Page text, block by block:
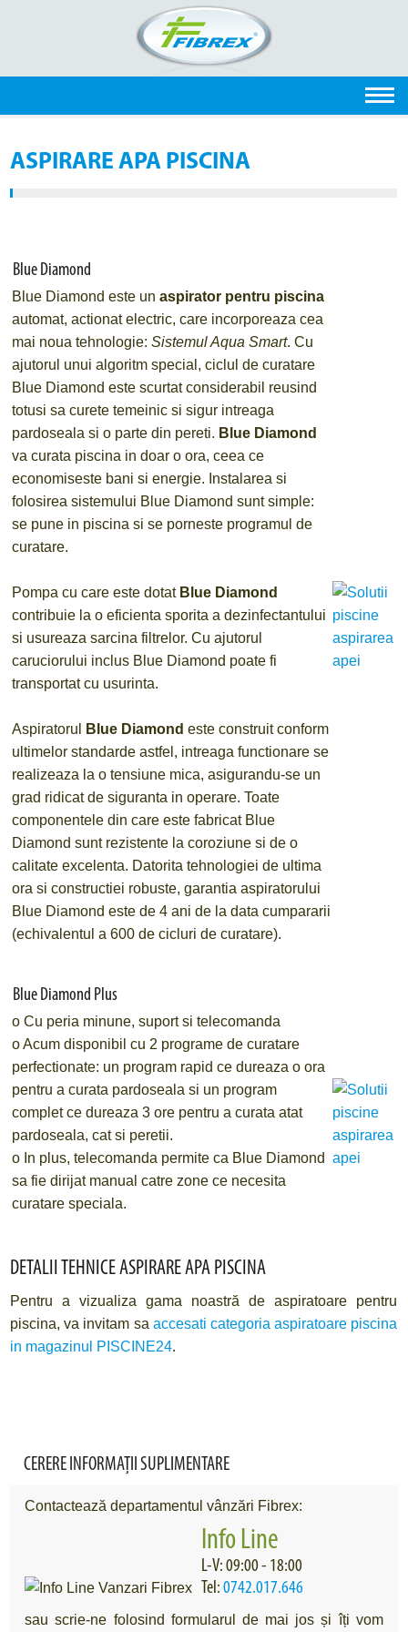
ASPIRARE APA PISCINA
Blue Diamond
Blue Diamond este unaspirator pentru piscina
automat, actionat electric, care incorporeaza cea
mai noua tehnologie:Sistemul Aqua Smart. Cu
ajutorul unui algoritm special, ciclul de curatare
Blue Diamond este scurtat considerabil reusind
totusi sa curete temeinic si sigur intreaga
pardoseala si o parte din pereti. Blue Diamond
va curata piscina in doar o ora, ceea ce
economiseste bani si energie. Instalarea si
folosirea sistemului Blue Diamond sunt simple:
se pune in piscina si se porneste programul de
curatare.
Pompa cu care este dotat Blue Diamond
contribuie la o eficienta sporita a dezinfectantului
si usureaza sarcina filtrelor. Cu ajutorul
caruciorului inclus Blue Diamond poate fi
transportat cu usurinta.
Aspiratorul Blue Diamond este construit conform
ultimelor standarde astfel, intreaga functionare se
realizeaza la o tensiune mica, asigurandu-se un
grad ridicat de siguranta in operare. Toate
componentele din care este fabricat Blue
Diamond sunt rezistente la coroziune si de o
calitate excelenta. Datorita tehnologiei de ultima
ora si constructiei robuste, garantia aspiratorului
Blue Diamond este de 4 ani de la data cumpararii
(echivalentul a 600 de cicluri de curatare).
Blue Diamond Plus
o Cu peria minune, suport si telecomanda
oAcum disponibil cu 2 programe de curatare
perfectionate: un program rapid ce dureaza o ora
pentru a curata pardoseala si un program
complet ce dureaza 3 ore pentru a curata atat
pardoseala, cat si peretii.
o In plus, telecomanda permite ca Blue Diamond
sa fie dirijat manual catre zone ce necesita
curatare speciala.
DETALII TEHNICE ASPIRARE APA PISCINA
Pentru a vizualiza gama noastră de aspiratoare pentru
piscina, va invitam sa accesati categoria aspiratoare piscina
in magazinul PISCINE24.
CERERE INFORMAȚII SUPLIMENTARE
Contactează departamentul vânzări Fibrex:
Info Line
L-V: 09:00 - 18:00
Tel:0742.017.646
sau scrie-ne folosind formularul de mai jos și îți vom